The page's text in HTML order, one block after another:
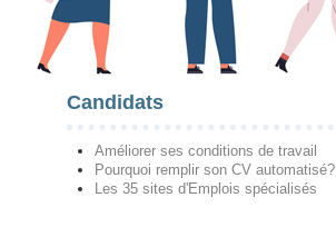
Candidats
Améliorer ses conditions de travail
Pourquoi remplir son CV automatisé?
Les 35 sites d'Emplois spécialisés